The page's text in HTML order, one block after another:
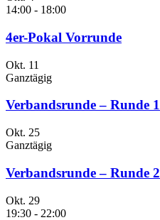
14:00 - 18:00
4er-Pokal Vorrunde
Okt. 11
Ganztägig
Verbandsrunde – Runde 1
Okt. 25
Ganztägig
Verbandsrunde – Runde 2
Okt. 29
19:30 - 22:00